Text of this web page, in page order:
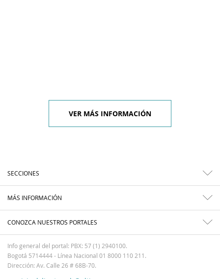
VER MÁS INFORMACIÓN
SECCIONES
MÁS INFORMACIÓN
CONOZCA NUESTROS PORTALES
Info general del portal: PBX: 57 (1) 2940100.
Bogotá 5714444 - Línea Nacional 01 8000 110 211.
Dirección: Av. Calle 26 # 68B-70.